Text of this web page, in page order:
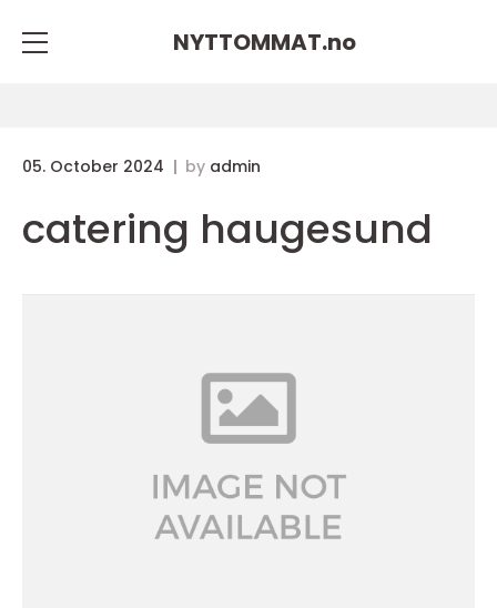
NYTTOMMAT.no
05. October 2024 by admin
catering haugesund